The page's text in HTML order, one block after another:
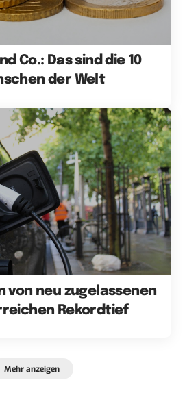
Co.: Das sind die 10
der Welt
von neu zugelassenen
Rekordtief
Mehr anzeigen